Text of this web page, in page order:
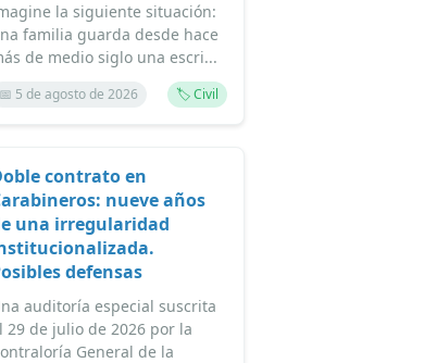
la siguiente situación:
familia guarda desde hace
de medio siglo una escri...
📅 5 de agosto de 2026 🏷️ Civil
contrato en
nueve años
una irregularidad
defensas
auditoría especial suscrita
29 de julio de 2026 por la
General de la